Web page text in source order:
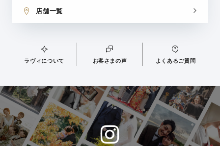
店舗一覧
ラヴィについて お客さまの声 よくあるご質問